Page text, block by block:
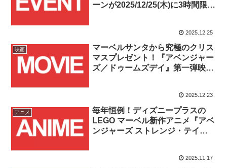
ーンが2025/12/25(木)に3時間限定
2025.12.25
映画
マーベルサンタから究極のクリス
マスプレゼント！『アベンジャー
ズ／ドゥームズデイ』第一弾映像
2025.12.23
アニメ
毎年恒例！ディズニープラスの
LEGO マーベル新作アニメ『アベ
ンジャーズ ストレンジ・テイル
2025.11.17